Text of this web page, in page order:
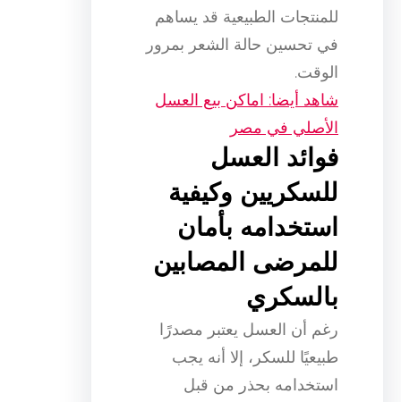
للمنتجات الطبيعية قد يساهم
في تحسين حالة الشعر بمرور
الوقت.
شاهد أيضا: اماكن بيع العسل
الأصلي في مصر
فوائد العسل
للسكريين وكيفية
استخدامه بأمان
للمرضى المصابين
بالسكري
رغم أن العسل يعتبر مصدرًا
طبيعيًا للسكر، إلا أنه يجب
استخدامه بحذر من قبل